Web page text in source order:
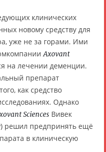
клинических
новому средству для
уже не за горами. Ими
Axovant
на лечении деменции.
препарат
как средство
Однако
Sciences Вивек
решил предпринять ещё
в клиническую